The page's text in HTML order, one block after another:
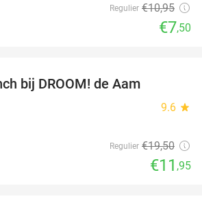
Regulier €10,95
€7,50
bij DROOM! de Aam
9.6 star
Regulier €19,50
€11 ,95